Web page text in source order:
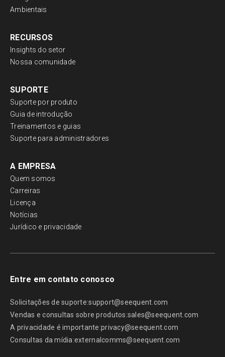
Ambientais
RECURSOS
Insights do setor
Nossa comunidade
SUPORTE
Suporte por produto
Guia de introdução
Treinamentos e guias
Suporte para administradores
A EMPRESA
Quem somos
Carreiras
Licença
Notícias
Jurídico e privacidade
Entre em contato conosco
Solicitações de suporte:support@seequent.com
Vendas e consultas sobre produtos:sales@seequent.com
A privacidade é importante:privacy@seequent.com
Consultas da mídia:externalcomms@seequent.com